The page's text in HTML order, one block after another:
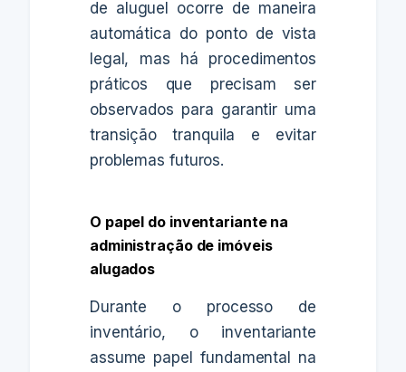
de aluguel ocorre de maneira
automática do ponto de vista
legal, mas há procedimentos
práticos que precisam ser
observados para garantir uma
transição tranquila e evitar
problemas futuros.
O papel do inventariante na
administração de imóveis
alugados
Durante o processo de
inventário, o inventariante
assume papel fundamental na